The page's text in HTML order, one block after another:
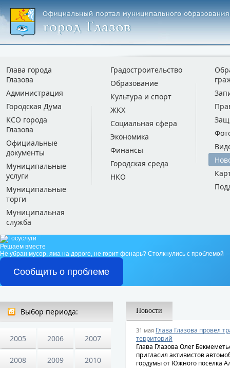
Глава города
Глазова
Администрация
Городская Дума
КСО города
Глазова
Официальные
документы
Муниципальные
услуги
Муниципальные
торги
Муниципальная
служба
Градостроительство
Образование
Культура и спорт
ЖКХ
Социальная сфера
Экономика
Финансы
Городская среда
НКО
Решаем вместе
Не убран мусор, яма на дороге, не горит фонарь? Столкнулись с проблемой
Сообщить о проблеме
Выбор периода:
2005 2006 2007
2008 2009 2010
Новости
31 мая Глава Глазова провел
территорий
Глава Глазова Олег
пригласил активистов
гордумы от Южного поселка